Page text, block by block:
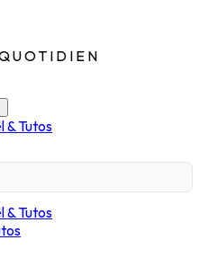
& Tutos
& Tutos